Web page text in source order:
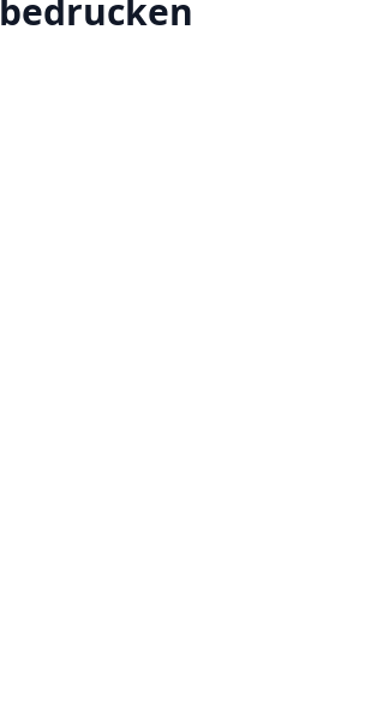
bedrucken